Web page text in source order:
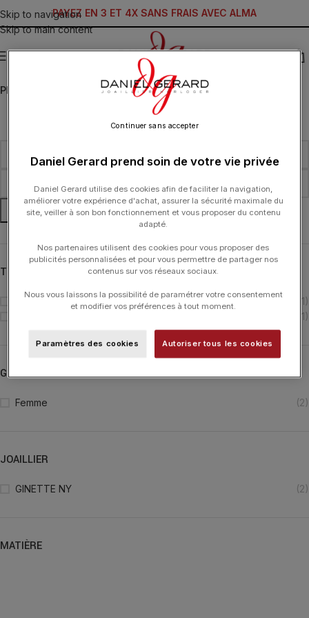
Skip to navigation
Skip to main content
PAYEZ EN 3 ET 4X SANS FRAIS AVEC ALMA
MENU
PRIX
FILTRER
TYPOLOGIE
Bague
(1)
(1)
GENRE
Femme (2)
JOAILLIER
GINETTE NY (2)
MATIÈRE
Daniel Gerard prend soin de votre vie privée
Daniel Gerard utilise des cookies afin de faciliter la navigation,
améliorer votre expérience d'achat, assurer la sécurité maximale du
site, veiller à son bon fonctionnement et vous proposer du contenu
adapté.
Nos partenaires utilisent des cookies pour vous proposer des
publicités personnalisées et pour vous permettre de partager nos
contenus sur vos réseaux sociaux.
Nous vous laissons la possibilité de paramétrer votre consentement
et modifier vos préférences à tout moment.
Paramètres des cookies Autoriser tous les cookies
Continuer sans accepter